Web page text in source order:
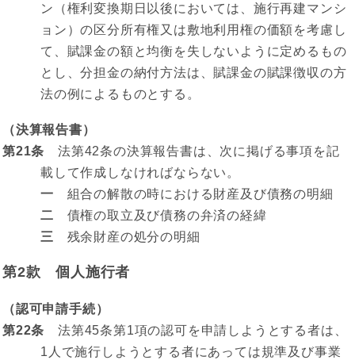
ン（権利変換期日以後においては、施行再建マンシ
ョン）の区分所有権又は敷地利用権の価額を考慮し
て、賦課金の額と均衡を失しないように定めるもの
とし、分担金の納付方法は、賦課金の賦課徴収の方
法の例によるものとする。
（決算報告書）
第21条 法第42条の決算報告書は、次に掲げる事項を記
載して作成しなければならない。
一 組合の解散の時における財産及び債務の明細
二 債権の取立及び債務の弁済の経緯
三
残余財産の処分の明細
第2款 個人施行者
（認可申請手続）
第22条 法第45条第1項の認可を申請しようとする者は、
1人で施行しようとする者にあっては規準及び事業